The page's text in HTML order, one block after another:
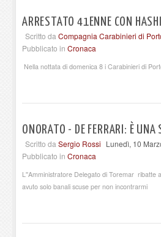
ARRESTATO 41ENNE CON
Scritto da Compagnia Carabinieri di
Pubblicato in Cronaca
Nella nottata di domenica 8 i Carabinieri di
ONORATO - DE FERRARI: È UNA
Scritto da Sergio Rossi Lunedì, 10
Pubblicato in Cronaca
L''Amministratore Delegato di Toremar ribatte
avuto solo banali scuse per non incontrarmi